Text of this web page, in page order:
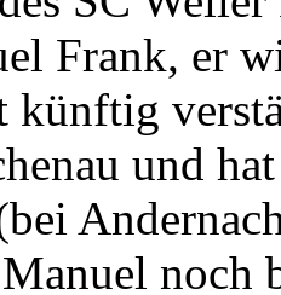
Frank, er
künftig
und